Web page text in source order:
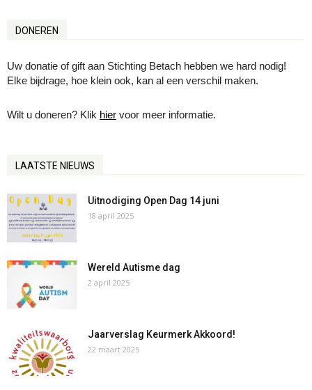
DONEREN
Uw donatie of gift aan Stichting Betach hebben we hard nodig!
Elke bijdrage, hoe klein ook, kan al een verschil maken.
Wilt u doneren? Klik hier voor meer informatie.
LAATSTE NIEUWS
Uitnodiging Open Dag 14 juni
18 april 2025
Wereld Autisme dag
2 april 2025
Jaarverslag Keurmerk Akkoord!
22 maart 2025